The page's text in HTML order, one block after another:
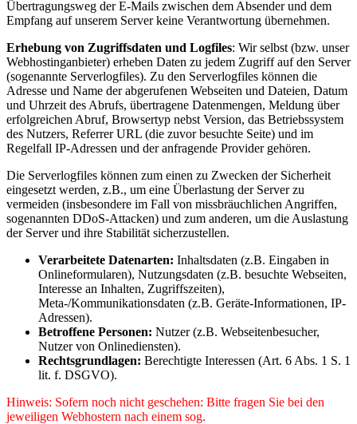
Übertragungsweg der E-Mails zwischen dem Absender und dem
Empfang auf unserem Server keine Verantwortung übernehmen.
Erhebung von Zugriffsdaten und Logfiles: Wir selbst (bzw. unser
Webhostinganbieter) erheben Daten zu jedem Zugriff auf den Server
(sogenannte Serverlogfiles). Zu den Serverlogfiles können die
Adresse und Name der abgerufenen Webseiten und Dateien, Datum
und Uhrzeit des Abrufs, übertragene Datenmengen, Meldung über
erfolgreichen Abruf, Browsertyp nebst Version, das Betriebssystem
des Nutzers, Referrer URL (die zuvor besuchte Seite) und im
Regelfall IP-Adressen und der anfragende Provider gehören.
Die Serverlogfiles können zum einen zu Zwecken der Sicherheit
eingesetzt werden, z.B., um eine Überlastung der Server zu
vermeiden (insbesondere im Fall von missbräuchlichen Angriffen,
sogenannten DDoS-Attacken) und zum anderen, um die Auslastung
der Server und ihre Stabilität sicherzustellen.
Verarbeitete Datenarten: Inhaltsdaten (z.B. Eingaben in
Onlineformularen), Nutzungsdaten (z.B. besuchte Webseiten,
Interesse an Inhalten, Zugriffszeiten),
Meta-/Kommunikationsdaten (z.B. Geräte-Informationen, IP-
Adressen).
Betroffene Personen: Nutzer (z.B. Webseitenbesucher,
Nutzer von Onlinediensten).
Rechtsgrundlagen: Berechtigte Interessen (Art. 6 Abs. 1 S. 1
lit. f. DSGVO).
Hinweis: Sofern noch nicht geschehen: Bitte fragen Sie bei den
jeweiligen Webhostern nach einem sog.